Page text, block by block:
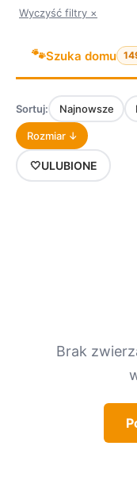
Wyczyść filtry ×
🐾Szuka domu
Sortuj: Najnowsze
Rozmiar ↓
🤍ULUBIONE
Brak